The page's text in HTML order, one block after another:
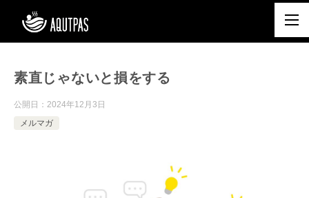
素直じゃないと損をする
公開日： 2024年12月3日
メルマガ